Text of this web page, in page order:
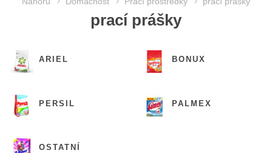
prací prášky
ARIEL BONUX
PERSIL PALMEX
OSTATNÍ